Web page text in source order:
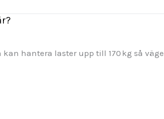
hantera laster upp till 170 kg så